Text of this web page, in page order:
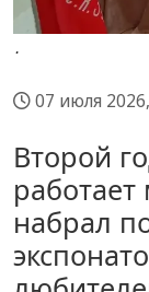
.
07 июля
Второй
набрал